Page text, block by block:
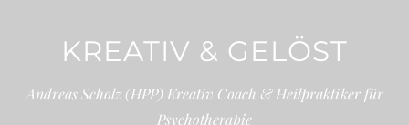
KREATIV & GELÖST
Andreas Scholz (HPP) Kreativ Coach & Heilpraktiker für
Psychotherapie